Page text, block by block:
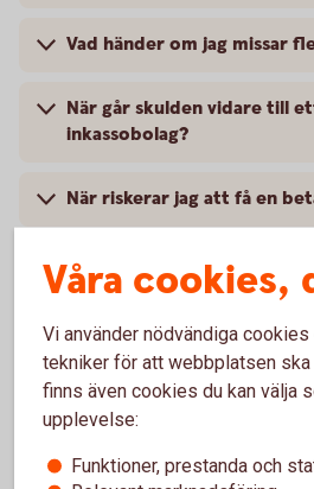
Vad händer om jag missar
När går skulden vidare till
inkassobolag?
När riskerar jag att få en
Vad innebär en
Entercard Group AB är
kreditkortet ovan. Swedbank AB
samarbetar med Entercard Group
kreditförmedlare avseende
Våra cookies,
Vi använder nödvändiga
tekniker för att webbplatsen
finns även cookies du kan välja
upplevelse:
Funktioner, prestanda och